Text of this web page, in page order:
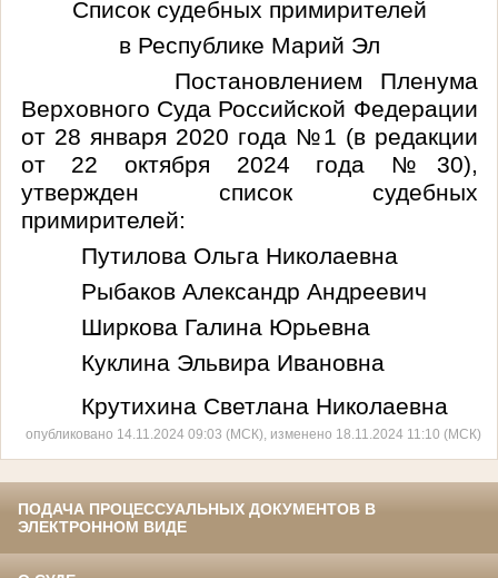
Список судебных примирителей
в Республике Марий Эл
Постановлением Пленума
Верховного Суда Российской Федерации
от 28 января 2020 года №1 (в редакции
от 22 октября 2024 года №30),
утвержден список судебных
примирителей:
Путилова Ольга Николаевна
Рыбаков Александр Андреевич
Ширкова Галина Юрьевна
Куклина Эльвира Ивановна
Крутихина Светлана Николаевна
опубликовано 14.11.2024 09:03 (МСК), изменено 18.11.2024 11:10 (МСК)
ПОДАЧА ПРОЦЕССУАЛЬНЫХ ДОКУМЕНТОВ В
ЭЛЕКТРОННОМ ВИДЕ